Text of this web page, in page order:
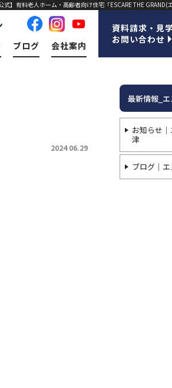
】有料老人ホーム・高齢者向け住宅「ESCARE THE GRAND(
ブログ 会社案内
資料請求・見
お問い合わせ
2024 06.29
最新情報_
お知らせ
津
ブログ｜